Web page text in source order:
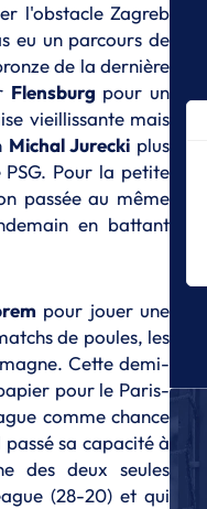
l'obstacle Zagreb
eu un parcours de
de la dernière
Flensburg pour un
vieillissante mais
Michal Jurecki plus
Pour la petite
passée au même
en battant
pour jouer une
de poules, les
Cette demi-
pour le Paris-
comme chance
sa capacité à
des deux seules
(28-20) et qui